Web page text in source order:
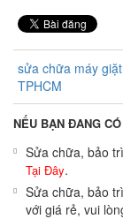
sửa chữa máy
TPHCM
NẾU BẠN ĐANG
Sửa chữa, bảo
Tại Đây.
Sửa chữa, bảo
với giá rẻ, vui